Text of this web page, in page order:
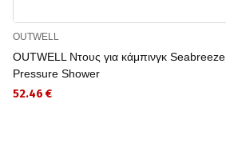
OUTWELL
OUTWELL Ντους για κάμπινγκ Seabreeze
Pressure Shower
52.46 €